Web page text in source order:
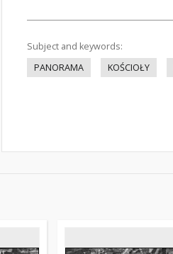
Subject and keywords:
PANORAMA
KOŚCIOŁY